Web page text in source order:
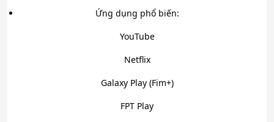
Ứng dụng phổ biến:
YouTube
Netflix
Galaxy Play (Fim+)
FPT Play